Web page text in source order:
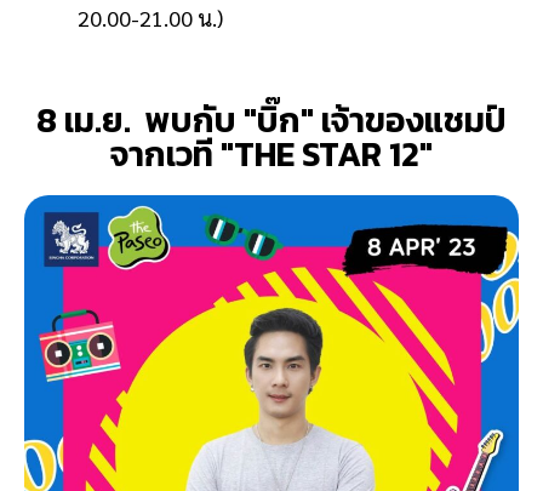
20.00-21.00 น.)
8 เม.ย. พบกับ "บิ๊ก" เจ้าของแชมป์
จากเวที "THE STAR 12"